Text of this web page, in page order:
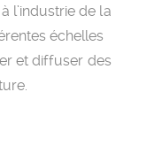
l’industrie de la
échelles
et diffuser des